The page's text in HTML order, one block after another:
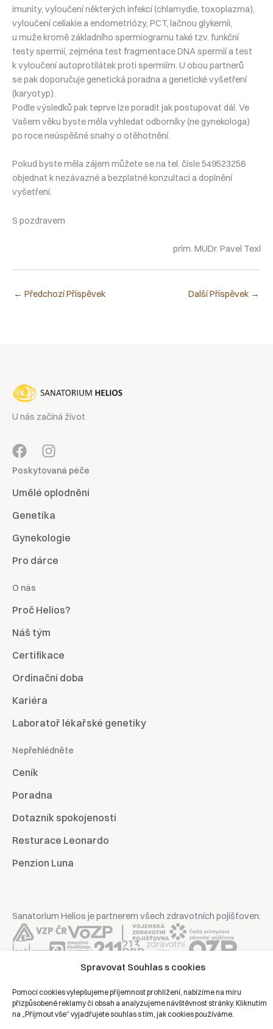
Spravovat Souhlas s cookies
Pomocí cookies vylepšujeme příjemnost prohlížení, nabízíme na míru
přizpůsobené reklamy či obsah a analyzujeme návštěvnost stránky. Kliknutím
na „Přijmout vše“ vyjadřujete souhlas s tím, jak cookies používáme.
imunity, vyloučení některých infekcí (chlamydie, toxoplazma),
vyloučení celiakie a endometriózy, PCT, lačnou glykemii,
u muže kromě základního spermiogramu také tzv. funkční
testy spermií, zejména test fragmentace DNA spermií a test
k vyloučení autoprotilátek proti spermiím. U obou partnerů
se pak doporučuje genetická poradna a genetické vyšetření
(karyotyp).
Podle výsledků pak teprve lze poradit jak postupovat dál. Ve
Vašem věku byste měla vyhledat odborníky (ne gynekologa)
po roce neúspěšné snahy o otěhotnění.
Pokud byste měla zájem můžete se na tel. čísle 549523258
objednat k nezávazné a bezplatné konzultaci a doplnění
vyšetření.
S pozdravem
prim. MUDr. Pavel Texl
← Předchozí Příspěvek Další Příspěvek →
U nás začíná život
Poskytovaná péče
Umělé oplodnění
Genetika
Gynekologie
Pro dárce
O nás
Proč Helios?
Náš tým
Certifikace
Ordinační doba
Kariéra
Laboratoř lékařské genetiky
Nepřehlédněte
Ceník
Poradna
Dotazník spokojenosti
Resturace Leonardo
Penzion Luna
Sanatorium Helios je partnerem všech zdravotních pojišťoven:
Ochrana osobních údajů